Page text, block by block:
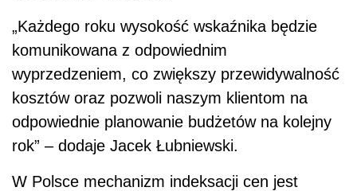
„Każdego roku wysokość wskaźnika będzie
komunikowana z odpowiednim
wyprzedzeniem, co zwiększy przewidywalność
kosztów oraz pozwoli naszym klientom na
odpowiednie planowanie budżetów na kolejny
rok” – dodaje Jacek Łubniewski.
W Polsce mechanizm indeksacji cen jest